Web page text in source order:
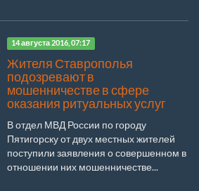
14 августа 2016, 07:17
Жителя Ставрополья
подозревают в
мошенничестве в сфере
оказания ритуальных услуг
В отдел МВД России по городу
Пятигорску от двух местных жителей
поступили заявления о совершенном в
отношении них мошенничестве...